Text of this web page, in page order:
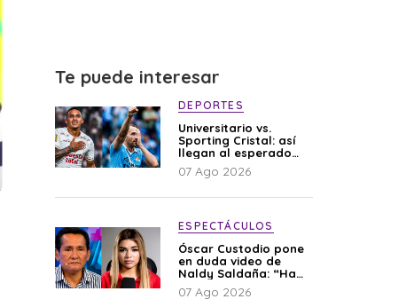
Te puede interesar
DEPORTES
Universitario vs.
Sporting Cristal: así
llegan al esperado
duelo
07 Ago 2026
ESPECTÁCULOS
Óscar Custodio pone
en duda video de
Naldy Saldaña: “Hay
cosas que de repente
se han editado”
07 Ago 2026